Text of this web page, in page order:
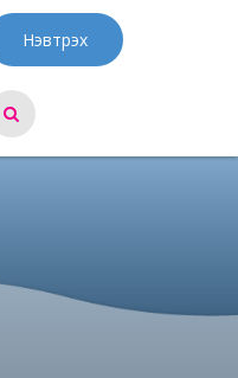
Нэвтрэх